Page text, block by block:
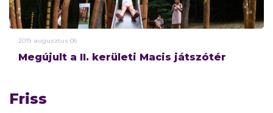
2019. augusztus 06.
Megújult a II. kerületi Macis játszótér
Friss